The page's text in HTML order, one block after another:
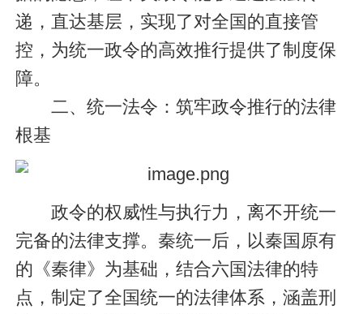
递，直达基层，实现了对全国的直接管
控，为统一政令的高效推行提供了制度保
障。
二、统一法令：筑牢政令推行的法律
根基
政令的权威性与执行力，离不开统一
完备的法律支撑。秦统一后，以秦国原有
的《秦律》为基础，结合六国法律的特
点，制定了全国统一的法律体系，涵盖刑